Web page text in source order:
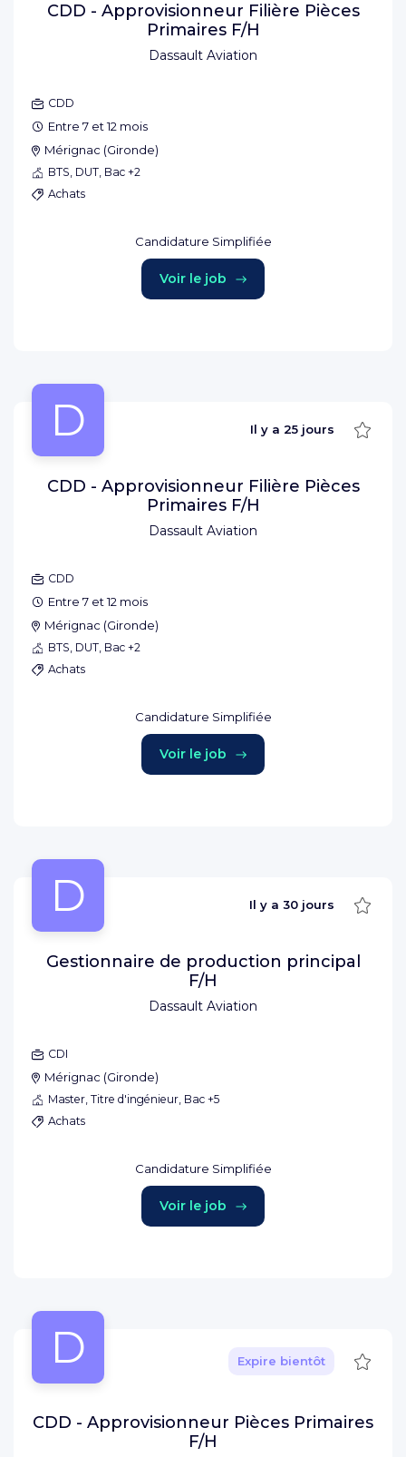
Dassault Aviation
CDD - Approvisionneur Filière Pièces
Primaires F/H
CDD
Entre 7 et 12 mois
Mérignac (Gironde)
BTS, DUT, Bac +2
Achats
Candidature Simplifiée
Voir le job
D
Dassault Aviation
Il y a 25 jours
CDD - Approvisionneur Filière Pièces
Primaires F/H
CDD
Entre 7 et 12 mois
Mérignac (Gironde)
BTS, DUT, Bac +2
Achats
Candidature Simplifiée
Voir le job
D
Dassault Aviation
Il y a 30 jours
Gestionnaire de production principal
F/H
CDI
Mérignac (Gironde)
Master, Titre d'ingénieur, Bac +5
Achats
Candidature Simplifiée
Voir le job
D Expire bientôt
CDD - Approvisionneur Pièces Primaires
F/H